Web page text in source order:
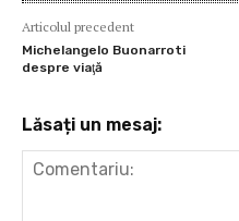
Articolul precedent
Michelangelo Buonarroti
despre viaţă
Lăsați un mesaj: